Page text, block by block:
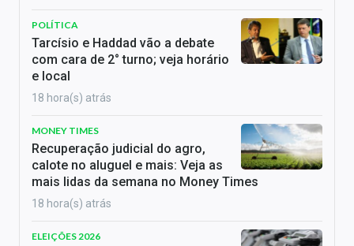
POLÍTICA
Tarcísio e Haddad vão a debate
com cara de 2° turno; veja horário
e local
18 hora(s) atrás
MONEY TIMES
Recuperação judicial do agro,
calote no aluguel e mais: Veja as
mais lidas da semana no Money Times
18 hora(s) atrás
ELEIÇÕES 2026